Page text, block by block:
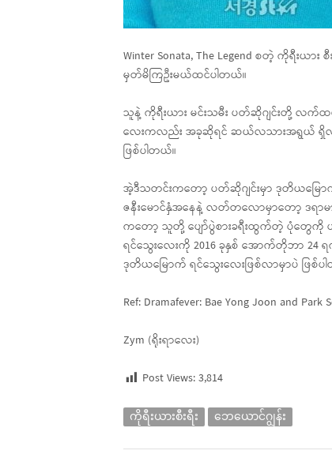
Winter Sonata, The Legend စတဲ့ ကိုရီးယာ
မှတ်မိကြဦးမယ်ထင်ပါတယ်။
သူနဲ့ ကိုရီးယား မင်းသမီး ပတ်ဆိုဂျင်းတို့ လက်
လေးကလည်း အခုဆိုရင် ဆယ်လသားအရွယ် ရှိလ
ဖြစ်ပါတယ်။
အဲ့ဒီသတင်းကတော့ ပတ်ဆိုဂျင်းမှာ ဒုတိယမြော
ဇနီးမောင်နှံအနေနဲ့ လတ်တလောမှာတော့ ဒရာ
ကတော့ သူတို့ ပျော်ပွဲစားခရီးထွက်တဲ့ ပုံတွေကို
ရင်သွေးလေးကို 2016 ခုနှစ် အောက်တိုဘာ 24
ဒုတိယမြောက် ရင်သွေးလေးဖြစ်လာမှာပဲ ဖြစ်ပ
Ref: Dramafever: Bae Yong Joon and
Zym (ရိုးရာလေး)
Post Views:3,814
ကိုရီးယားစီးရီး ဘေယောင်ဂျွန်း